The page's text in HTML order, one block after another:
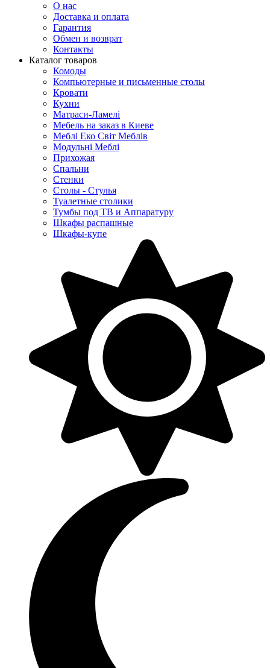
О нас
Доставка и оплата
Гарантия
Обмен и возврат
Контакты
Каталог товаров
Комоды
Компьютерные и письменные столы
Кровати
Кухни
Матраси-Ламелі
Мебель на заказ в Киеве
Меблі Еко Світ Меблів
Модульні Меблі
Прихожая
Спальни
Стенки
Столы - Стулья
Туалетные столики
Тумбы под ТВ и Аппаратуру
Шкафы распашные
Шкафы-купе